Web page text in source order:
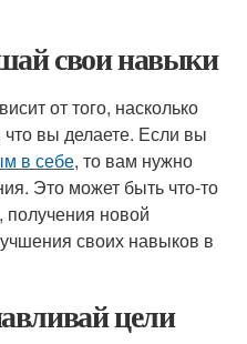
свои навыки
от того, насколько
вы делаете. Если вы
в себе, то вам нужно
Это может быть что-то
получения новой
своих навыков в
цели